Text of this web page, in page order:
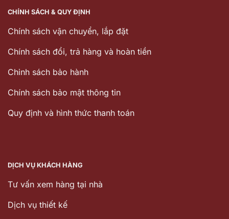
CHÍNH SÁCH & QUY ĐỊNH
Chính sách vận chuyển, lắp đặt
Chính sách đổi, trả hàng và hoàn tiền
Chinh sách bảo hành
Chính sách bảo mật thông tin
Quy định và hình thức thanh toán
DỊCH VỤ KHÁCH HÀNG
Tư vấn xem hàng tại nhà
Dịch vụ thiết kế